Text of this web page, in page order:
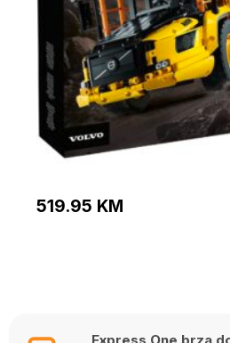
519.95 KM